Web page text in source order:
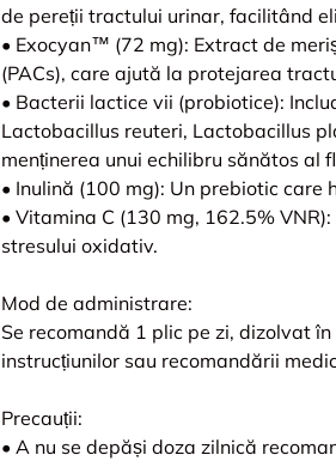
de pereții tractului urinar, facilitând
• Exocyan™ (72 mg): Extract de
(PACs), care ajută la protejarea
• Bacterii lactice vii (probiotice):
Lactobacillus reuteri, Lactobacillus
menținerea unui echilibru sănătos al
• Inulină (100 mg): Un prebiotic
• Vitamina C (130 mg, 162.5%
stresului oxidativ.
Mod de administrare:
Se recomandă 1 plic pe zi, dizolvat
instrucțiunilor sau recomandării
Precauții:
• A nu se depăși doza zilnică